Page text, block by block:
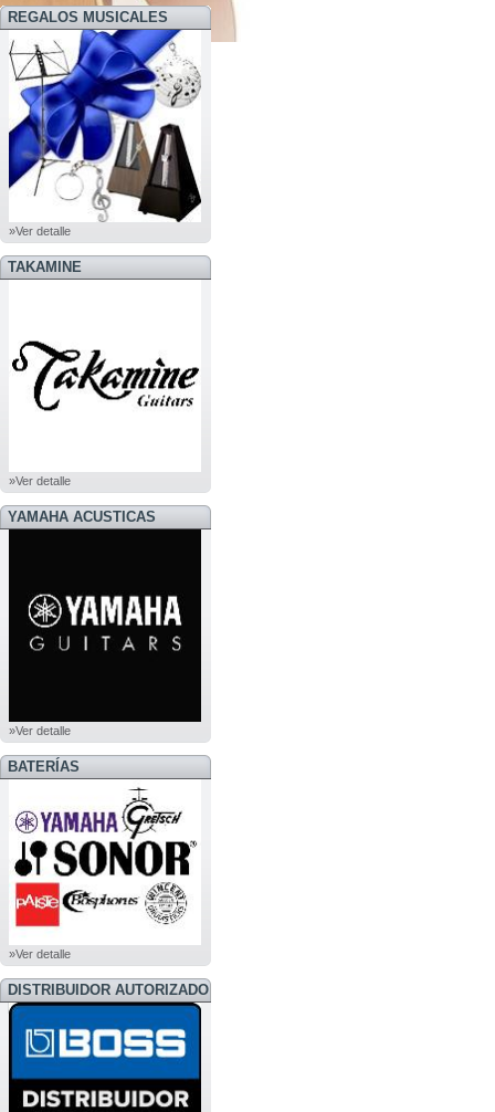
REGALOS MUSICALES
»Ver detalle
TAKAMINE
»Ver detalle
YAMAHA ACUSTICAS
»Ver detalle
BATERÍAS
»Ver detalle
DISTRIBUIDOR AUTORIZADO
BOSS